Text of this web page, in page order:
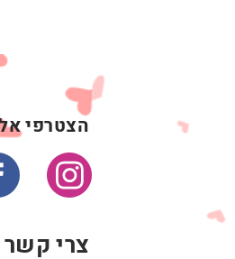
הצטרפי
צרי קשר